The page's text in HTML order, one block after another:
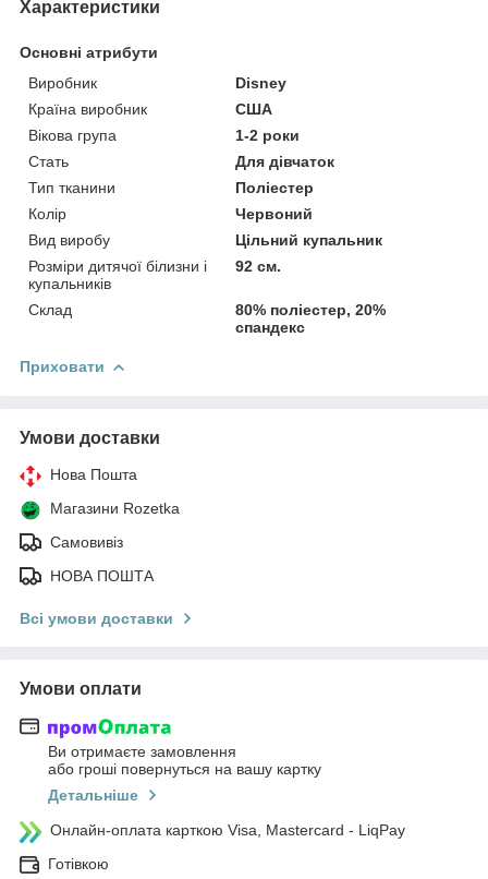
Характеристики
Основні атрибути
Виробник
Disney
Країна виробник
США
Вікова група
1-2 роки
Стать
Для дівчаток
Тип тканини
Поліестер
Колір
Червоний
Вид виробу
Цільний купальник
Розміри дитячої білизни і
купальників
92 см.
Склад
80% поліестер, 20%
спандекс
Приховати
Умови доставки
Нова Пошта
Магазини Rozetka
Самовивіз
НОВА ПОШТА
Всі умови доставки
Умови оплати
Ви отримаєте замовлення
або гроші повернуться на вашу картку
Детальніше
Онлайн-оплата карткою Visa, Mastercard - LiqPay
Готівкою